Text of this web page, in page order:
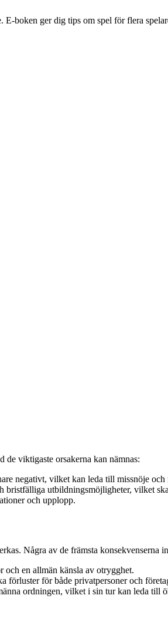
boken ger dig tips om spel för flera
viktigaste orsakerna kan nämnas:
negativt, vilket kan leda till missnöje och
bristfälliga utbildningsmöjligheter, vilket
och upplopp.
Några av de främsta konsekvenserna
och en allmän känsla av otrygghet.
förluster för både privatpersoner och
ordningen, vilket i sin tur kan leda till